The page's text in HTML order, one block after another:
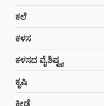
ಕಲೆ
ಕಳಸ
ಕಳಸದ ವೈಶಿಷ್ಟ್ಯ
ಕೃಷಿ
ಕ್ರೀಡೆ
4